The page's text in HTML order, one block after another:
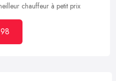
chauffeur à petit prix